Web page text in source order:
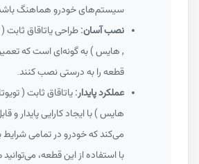
سیستم‌های خودرو هماهنگ باشد.
نصب آسان:طراحی یاتاقاق ثابت (
, هایس ) به گونه‌ای است که
قطعه را به درستی نصب کنند.
عملکرد پایدار:یاتاقاق ثابت ( تویوتا ,
هایس ) با ایجاد کارایی پایدار و قابل
می‌کند که خودرو در تمامی شرایط به
با استفاده از این قطعه، می‌توانید